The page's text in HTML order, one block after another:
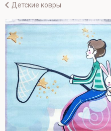
Детские ковры